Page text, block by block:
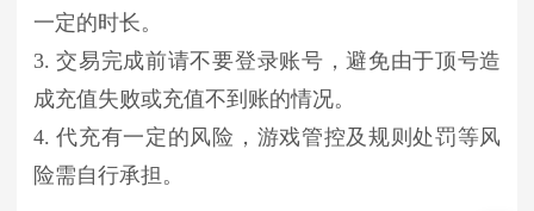
一定的时长。
3. 交易完成前请不要登录账号，避免由于顶号造
成充值失败或充值不到账的情况。
4. 代充有一定的风险，游戏管控及规则处罚等风
险需自行承担。